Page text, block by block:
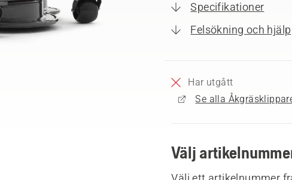
Specifikationer
Felsökning och hjälp
Har utgått
Se alla
Välj